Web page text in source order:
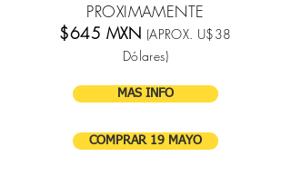
PROXIMAMENTE
$645 MXN (APROX. U$38
Dólares)
MAS INFO
COMPRAR 19 MAYO